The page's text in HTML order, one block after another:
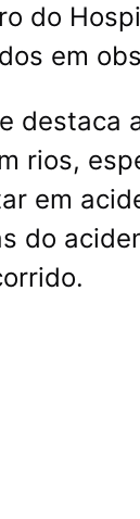
do
em
destaca
rios,
em
do